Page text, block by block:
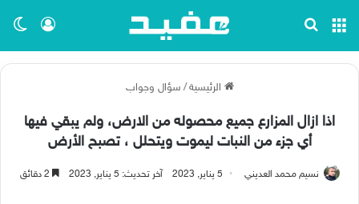
تسجيل القائمة
الرئيسية / سؤال وجواب
اذا ازال المزارع جميع محصوله من الارض، ولم يبقي فيها
أي جزء من النبات ليموت ويتحلل ، تصبح الأرض
نسيم محمد العديني 5 يناير, 2023 آخر تحديث: 5 يناير, 2023